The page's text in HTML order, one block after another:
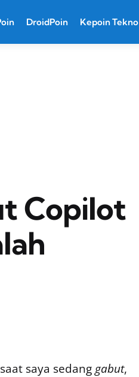
DroidPoin Kepoin Tekno
Copilot
saya sedang gabut,